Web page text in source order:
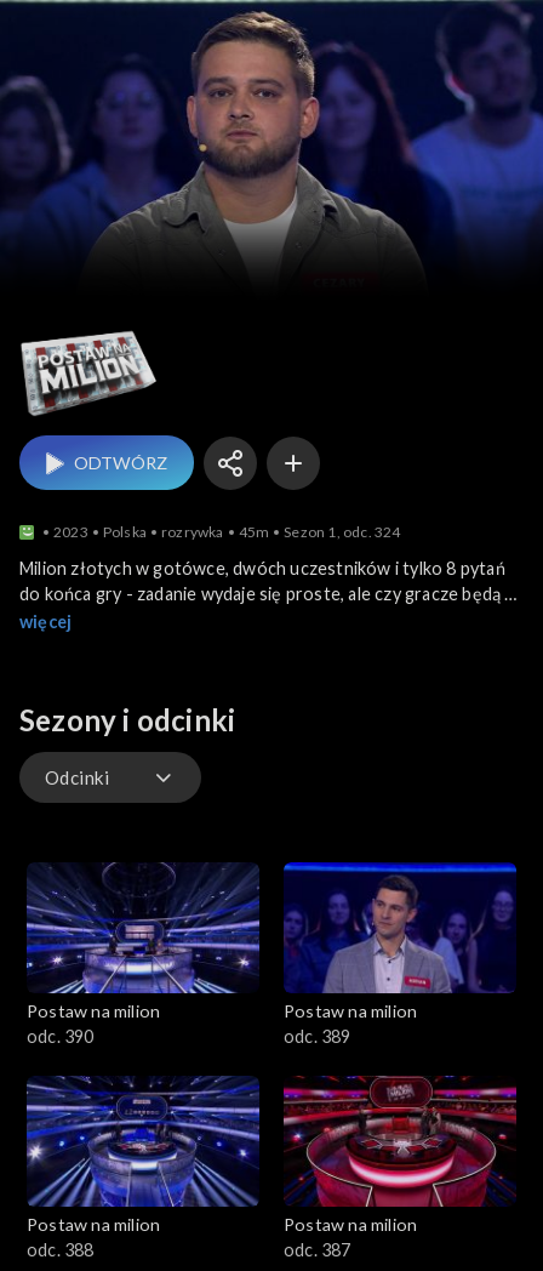
Postaw na milion
ODTWÓRZ
2023 Polska rozrywka 45m Sezon 1, odc. 324
Milion złotych w gotówce, dwóch uczestników i tylko 8 pytań
do końca gry - zadanie wydaje się proste, ale czy gracze będą w
stanie zachować zimną krew i ocalić milion?
więcej
Sezony i odcinki
Odcinki
Postaw na milion
odc. 390
Postaw na milion
odc. 389
Postaw na milion
odc. 388
Postaw na milion
odc. 387